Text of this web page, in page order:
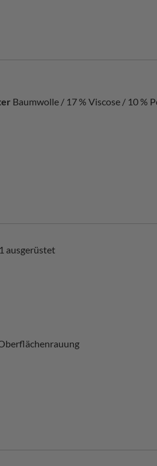
Baumwolle / 17 % Viscose / 10 %
ausgerüstet